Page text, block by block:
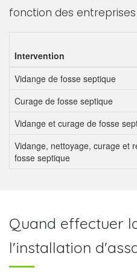
fonction des
Intervention
Vidange de fosse septique
Curage de fosse septique
Vidange et curage de fosse
Vidange, nettoyage, curage et
fosse septique
Quand effectuer
l'installation